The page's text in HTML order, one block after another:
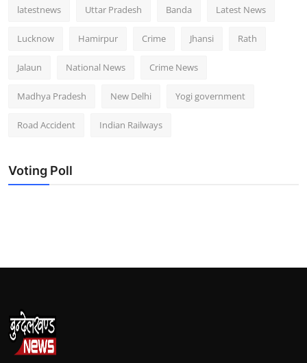
latestnews Uttar Pradesh Banda Latest News
Lucknow Hamirpur Crime Jhansi Rath
Jalaun National News Crime News
Madhya Pradesh New Delhi Yogi government
Road Accident Indian Railways
Voting Poll